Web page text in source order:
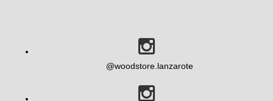
@woodstore.lanzarote